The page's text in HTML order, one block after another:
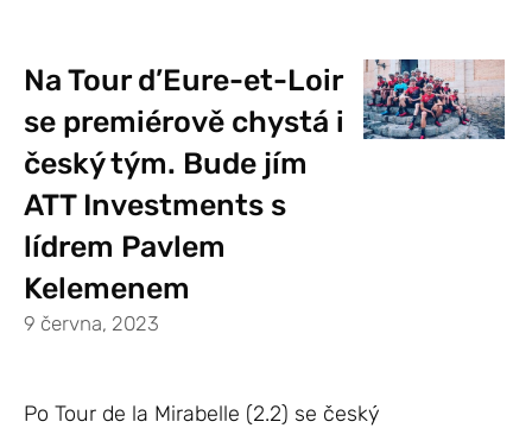
Na Tour d’Eure-et-Loir
se premiérově chystá i
český tým. Bude jím
ATT Investments s
lídrem Pavlem
Kelemenem
9 června, 2023
Po Tour de la Mirabelle (2.2) se český